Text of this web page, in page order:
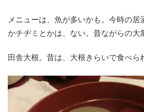
メニューは、魚が多いかも。今時の居
かチヂミとかは、ない。昔ながらの大
田舎大根。昔は、大根きらいで食べら